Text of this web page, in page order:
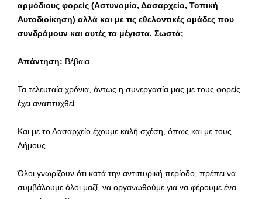
αρμόδιους φορείς (Αστυνομία, Δασαρχείο, Τοπική
Αυτοδιοίκηση) αλλά και με τις εθελοντικές ομάδες που
συνδράμουν και αυτές τα μέγιστα. Σωστά;
Απάντηση: Βέβαια.
Τα τελευταία χρόνια, όντως η συνεργασία μας με τους φορείς
έχει αναπτυχθεί.
Και με το Δασαρχείο έχουμε καλή σχέση, όπως και με τους
Δήμους.
Όλοι γνωρίζουν ότι κατά την αντιπυρική περίοδο, πρέπει να
συμβάλουμε όλοι μαζί, να οργανωθούμε για να φέρουμε ένα